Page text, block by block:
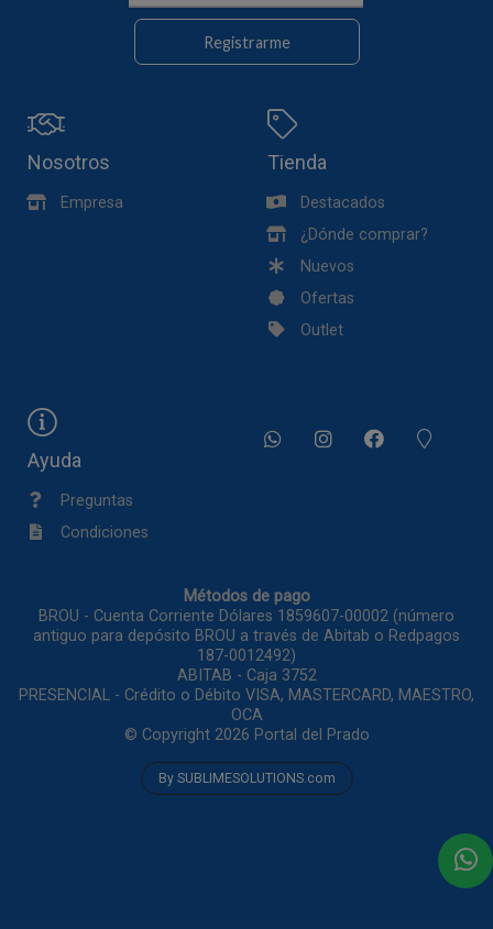
Registrarme
Nosotros
Empresa
Tienda
Destacados
¿Dónde comprar?
Nuevos
Ofertas
Outlet
Ayuda
Preguntas
Condiciones
Métodos de pago
BROU - Cuenta Corriente Dólares 1859607-00002 (número
antiguo para depósito BROU a través de Abitab o Redpagos
187-0012492)
ABITAB - Caja 3752
PRESENCIAL - Crédito o Débito VISA, MASTERCARD, MAESTRO,
OCA
© Copyright 2026 Portal del Prado
By SUBLIMESOLUTIONS.com